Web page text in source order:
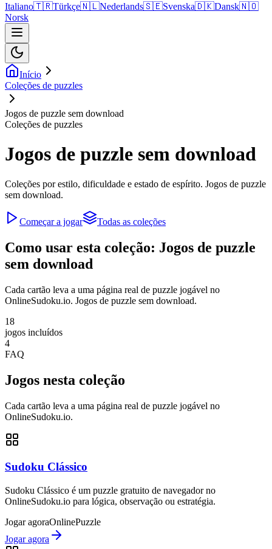
Italiano🇹🇷Türkçe🇳🇱Nederlands🇸🇪Svenska🇩🇰Dansk🇳🇴
Norsk
Início
Coleções de puzzles
Jogos de puzzle sem download
Coleções de puzzles
Jogos de puzzle sem download
Coleções por estilo, dificuldade e estado de espírito. Jogos de puzzle
sem download.
Começar a jogar Todas as coleções
Como usar esta coleção: Jogos de puzzle
sem download
Cada cartão leva a uma página real de puzzle jogável no
OnlineSudoku.io. Jogos de puzzle sem download.
18
jogos incluídos
4
FAQ
Jogos nesta coleção
Cada cartão leva a uma página real de puzzle jogável no
OnlineSudoku.io.
Sudoku Clássico
Sudoku Clássico é um puzzle gratuito de navegador no
OnlineSudoku.io para lógica, observação ou estratégia.
Jogar agoraOnlinePuzzle
Jogar agora